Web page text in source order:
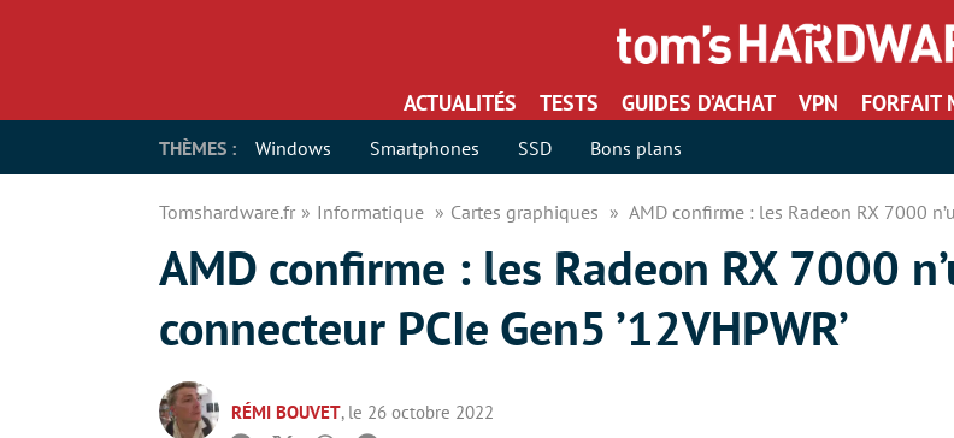
ACTUALITÉS TESTS GUIDES D’ACHAT VPN FORFAIT
THÈMES : Windows Smartphones SSD Bons plans
Tomshardware.fr Informatique Cartes graphiques AMD confirme : les Radeon RX 7000
AMD confirme : les Radeon RX 7000
connecteur PCIe Gen5 ’12VHPWR’
RÉMI BOUVET, le 26 octobre 2022